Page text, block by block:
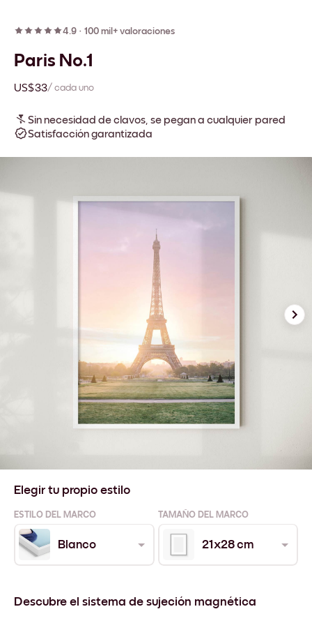
4.9 · 100 mil+ valoraciones
Paris No.1
US$33/ cada uno
Sin necesidad de clavos, se pegan a cualquier pared
Satisfacción garantizada
Elegir tu propio estilo
ESTILO DEL MARCO TAMAÑO DEL MARCO
Blanco 21x28 cm
Descubre el sistema de sujeción magnética